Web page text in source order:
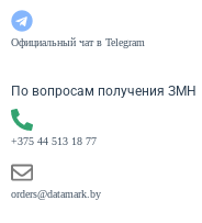
Официальный чат в Telegram
По вопросам получения ЗМН
+375 44 513 18 77
orders@datamark.by